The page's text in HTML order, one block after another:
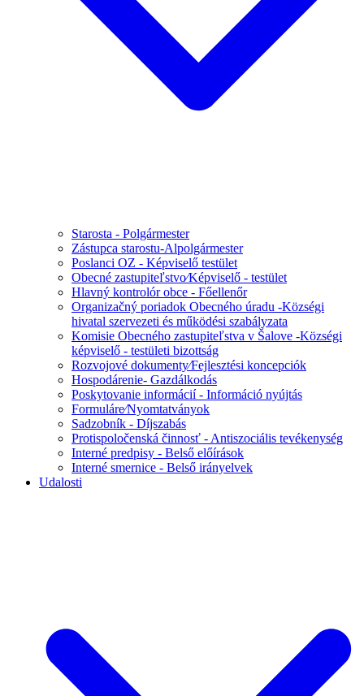
Starosta - Polgármester
Zástupca starostu-Alpolgármester
Poslanci OZ - Képviselő testület
Obecné zastupiteľstvo⁄Képviselő - testület
Hlavný kontrolór obce - Főellenőr
Organizačný poriadok Obecného úradu -Községi
hivatal szervezeti és működési szabályzata
Komisie Obecného zastupiteľstva v Šalove -Községi
képviselő - testületi bizottság
Rozvojové dokumenty⁄Fejlesztési koncepciók
Hospodárenie- Gazdálkodás
Poskytovanie informácií - Információ nyújtás
Formuláre⁄Nyomtatványok
Sadzobník - Díjszabás
Protispoločenská činnosť - Antiszociális tevékenység
Interné predpisy - Belső előírások
Interné smernice - Belső irányelvek
Udalosti